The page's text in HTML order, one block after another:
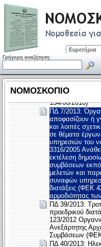
Ευρετήρια
Γρήγορη αναζήτηση: